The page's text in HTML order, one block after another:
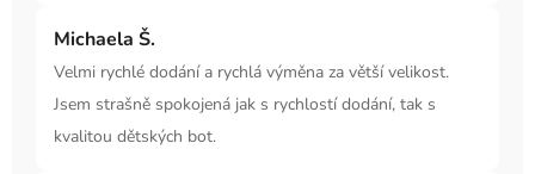
Michaela Š.
Velmi rychlé dodání a rychlá výměna za větší velikost.
Jsem strašně spokojená jak s rychlostí dodání, tak s
kvalitou dětských bot.